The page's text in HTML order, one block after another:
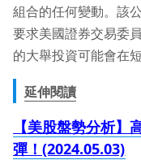
組合的任何變動。該
要求美國證券交易委
的大舉投資可能會在
延伸閱讀
【美股盤勢分析】
彈！(2024.05.03)